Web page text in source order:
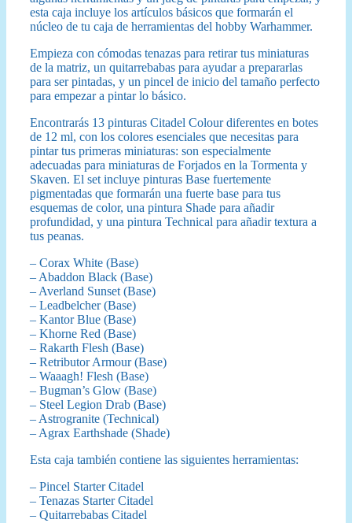
esta caja incluye los artículos básicos que formarán el
núcleo de tu caja de herramientas del hobby Warhammer.
Empieza con cómodas tenazas para retirar tus miniaturas
de la matriz, un quitarrebabas para ayudar a prepararlas
para ser pintadas, y un pincel de inicio del tamaño perfecto
para empezar a pintar lo básico.
Encontrarás 13 pinturas Citadel Colour diferentes en botes
de 12 ml, con los colores esenciales que necesitas para
pintar tus primeras miniaturas: son especialmente
adecuadas para miniaturas de Forjados en la Tormenta y
Skaven. El set incluye pinturas Base fuertemente
pigmentadas que formarán una fuerte base para tus
esquemas de color, una pintura Shade para añadir
profundidad, y una pintura Technical para añadir textura a
tus peanas.
– Corax White (Base)
– Abaddon Black (Base)
– Averland Sunset (Base)
– Leadbelcher (Base)
– Kantor Blue (Base)
– Khorne Red (Base)
– Rakarth Flesh (Base)
– Retributor Armour (Base)
– Waaagh! Flesh (Base)
– Bugman’s Glow (Base)
– Steel Legion Drab (Base)
– Astrogranite (Technical)
– Agrax Earthshade (Shade)
Esta caja también contiene las siguientes herramientas:
– Pincel Starter Citadel
– Tenazas Starter Citadel
– Quitarrebabas Citadel